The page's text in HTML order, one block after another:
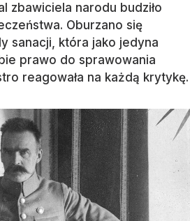
zbawiciela narodu budziło
Oburzano się
sanacji, która jako jedyna
prawo do sprawowania
reagowała na każdą krytykę.